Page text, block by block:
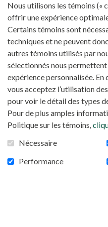
Voyez ici ce qui a retenu
concernant le monde
Il n'y a présentement
S'ABONNER
Nous utilisons les témoins («
offrir une expérience
Certains témoins sont
techniques et ne peuvent
autres témoins utilisés par
sélectionnés nous permettent
expérience personnalisée. En
vous acceptez l’utilisation
pour voir le détail des types
Pour de plus amples
Politique sur les témoins,
Nécessaire
Performance